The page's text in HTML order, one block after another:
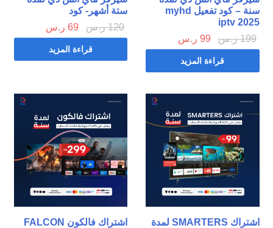
سنة – كود تفعيل myhd
iptv 2025
199 ر.س 99 ر.س
قراءة المزيد
ستة أشهر- كود
120 ر.س 69 ر.س
قراءة المزيد
اشتراك SMARTERS لمدة
اشتراك فالكون FALCON